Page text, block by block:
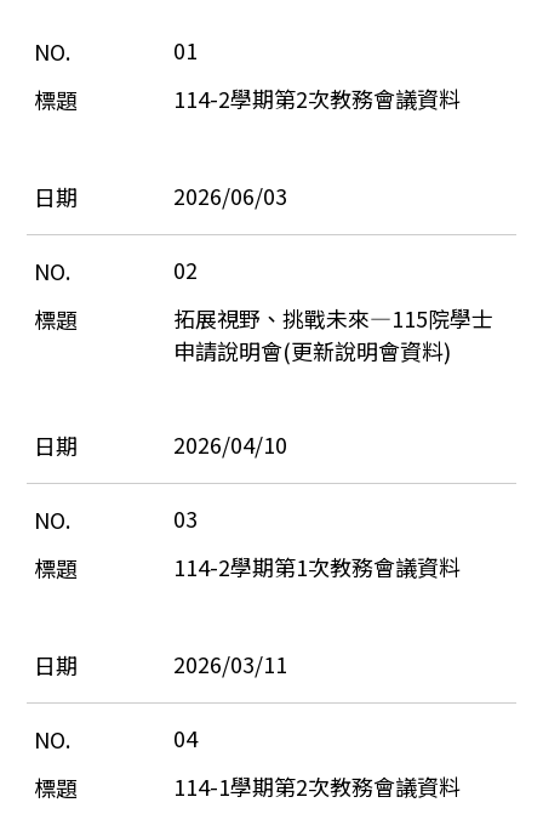
01
114-2學期第2次教務會議資料
2026/06/03
02
拓展視野、挑戰未來—115院學士
申請說明會(更新說明會資料)
2026/04/10
03
114-2學期第1次教務會議資料
2026/03/11
04
114-1學期第2次教務會議資料